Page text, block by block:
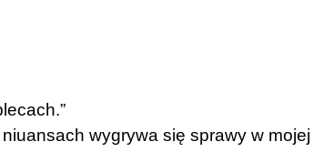
wygrywa się sprawy w mojej